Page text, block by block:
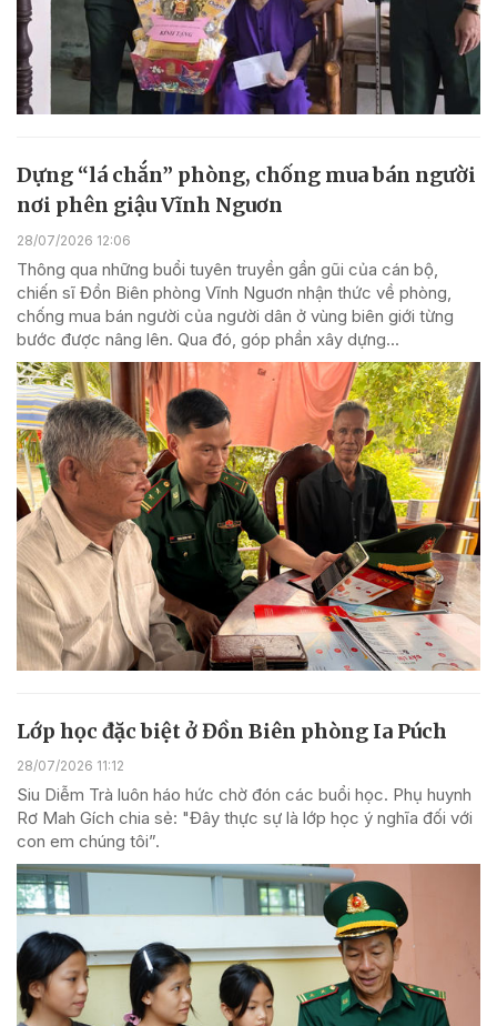
Dựng “lá chắn” phòng, chống mua bán người
nơi phên giậu Vĩnh Nguơn
28/07/2026 12:06
Thông qua những buổi tuyên truyền gần gũi của cán bộ,
chiến sĩ Đồn Biên phòng Vĩnh Nguơn nhận thức về phòng,
chống mua bán người của người dân ở vùng biên giới từng
bước được nâng lên. Qua đó, góp phần xây dựng...
Lớp học đặc biệt ở Đồn Biên phòng Ia Púch
28/07/2026 11:12
Siu Diễm Trà luôn háo hức chờ đón các buổi học. Phụ huynh
Rơ Mah Gích chia sẻ: "Đây thực sự là lớp học ý nghĩa đối với
con em chúng tôi”.